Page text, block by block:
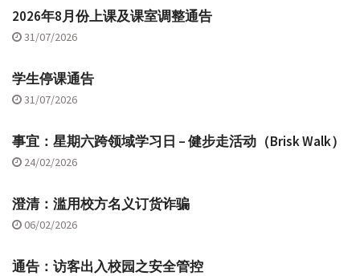
2026年8月份上课及课室调整通告
31/07/2026
学生停课通告
31/07/2026
事宜：星期六跨领域学习日 – 健步走活动（Brisk Walk）
24/02/2026
澄清：滥用校方名义订货诈骗
06/02/2026
通告：访客出入校园之安全管控